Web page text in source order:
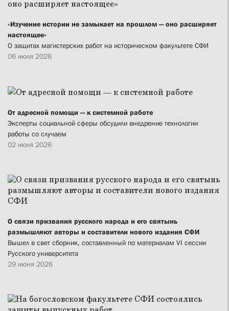
«Изучение истории не замыкает на прошлом — оно расширяет
настоящее»
О защитах магистерских работ на историческом факультете СФИ
06 июля 2026
От адресной помощи — к системной работе
Эксперты социальной сферы обсудили внедрение технологии
работы со случаем
02 июля 2026
О связи призвания русского народа и его святынь
размышляют авторы и составители нового издания СФИ
Вышел в свет сборник, составленный по материалам VI сессии
Русского университета
29 июня 2026